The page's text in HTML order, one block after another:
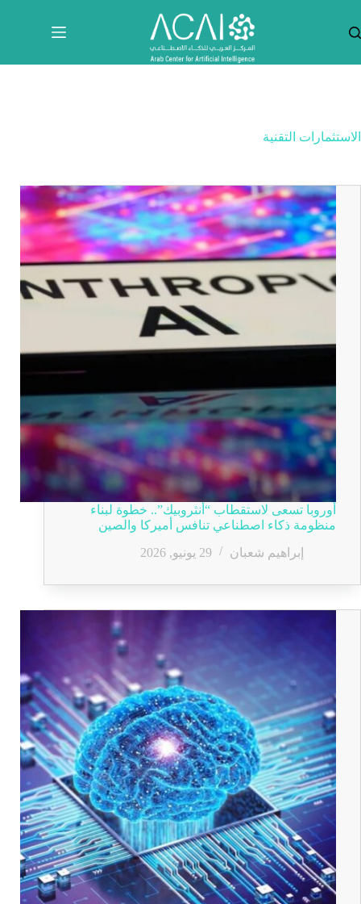
المحتوى
الاستثمارات التقنية
أوروبا تسعى لاستقطاب “أنثروبيك”.. خطوة لبناء
منظومة ذكاء اصطناعي تنافس أميركا والصين
إبراهيم شعبان
29 يونيو, 2026